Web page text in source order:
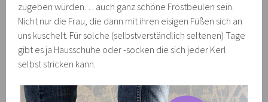
zugeben würden… auch ganz schöne Frostbeulen sein.
Nicht nur die Frau, die dann mit ihren eisigen Füßen sich an
uns kuschelt. Für solche (selbstverständlich seltenen) Tage
gibt es ja Hausschuhe oder -socken die sich jeder Kerl
selbst stricken kann.